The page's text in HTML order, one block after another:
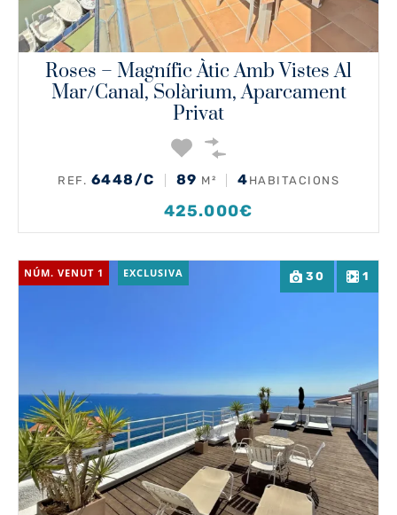
Roses – Magnífic Àtic Amb Vistes Al
Mar/canal, Solàrium, Aparcament
Privat
REF. 6448/C 89 M² 4 HABITACIONS
425.000€
30 1
NÚM. VENUT 1 EXCLUSIVA